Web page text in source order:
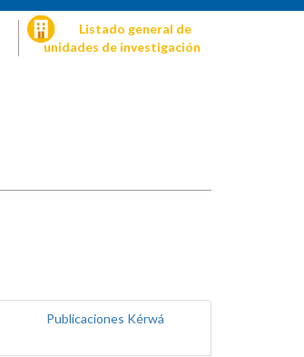
Listado general de
unidades de investigación
Publicaciones Kérwá